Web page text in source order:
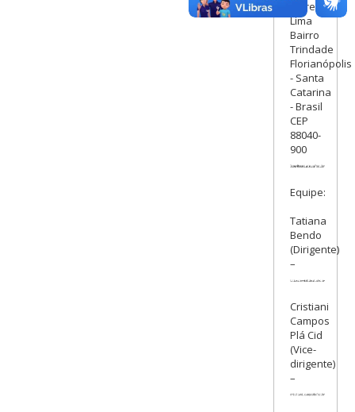
Ferreira
Lima
Bairro
Trindade
Florianópolis
- Santa
Catarina
- Brasil
CEP
88040-
900
Equipe:
Tatiana
Bendo
(Dirigente)
–
Cristiani
Campos
Plá Cid
(Vice-
dirigente)
–